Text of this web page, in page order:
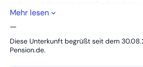
Die 2 Zimmer Wohnung ist ausgestattet
mit insges. 6 Betten, TV, einer eigenen
Mehr lesen
—
Diese Unterkunft begrüßt seit dem
Pension.de.